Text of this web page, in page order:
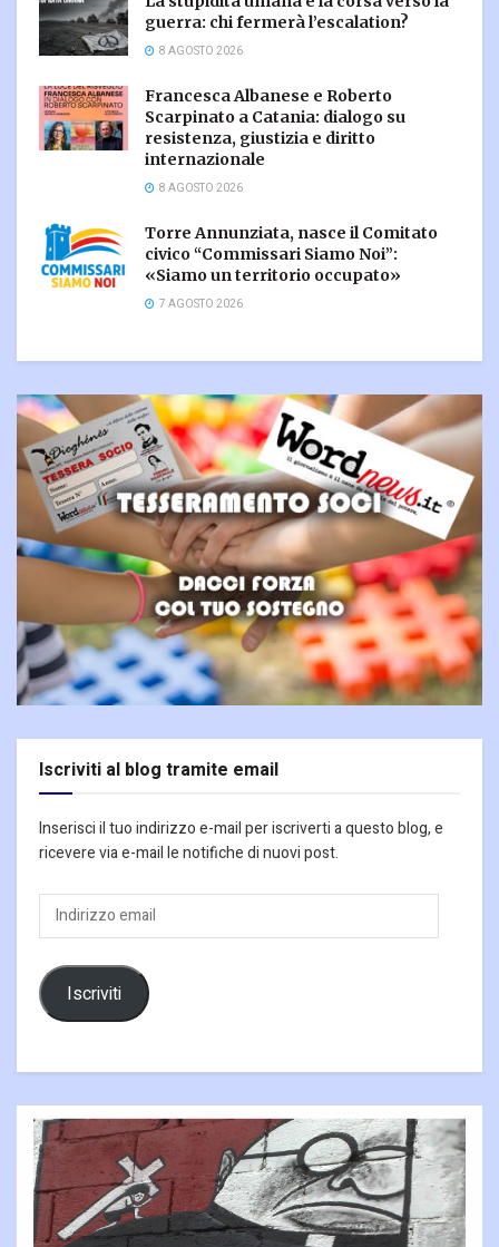
guerra: chi fermerà l’escalation?
8 AGOSTO 2026
Francesca Albanese e Roberto
Scarpinato a Catania: dialogo su
resistenza, giustizia e diritto
internazionale
8 AGOSTO 2026
Torre Annunziata, nasce il Comitato
civico “Commissari Siamo Noi”:
«Siamo un territorio occupato»
7 AGOSTO 2026
Iscriviti al blog tramite email
Inserisci il tuo indirizzo e-mail per iscriverti a questo blog, e
ricevere via e-mail le notifiche di nuovi post.
Indirizzo
email
Iscriviti